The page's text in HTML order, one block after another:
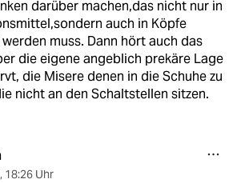
darüber machen,das nicht nur in
auch in Köpfe
muss. Dann hört auch das
die eigene angeblich prekäre Lage
die Misere denen in die Schuhe zu
nicht an den Schaltstellen sitzen.
, 18:26 Uhr